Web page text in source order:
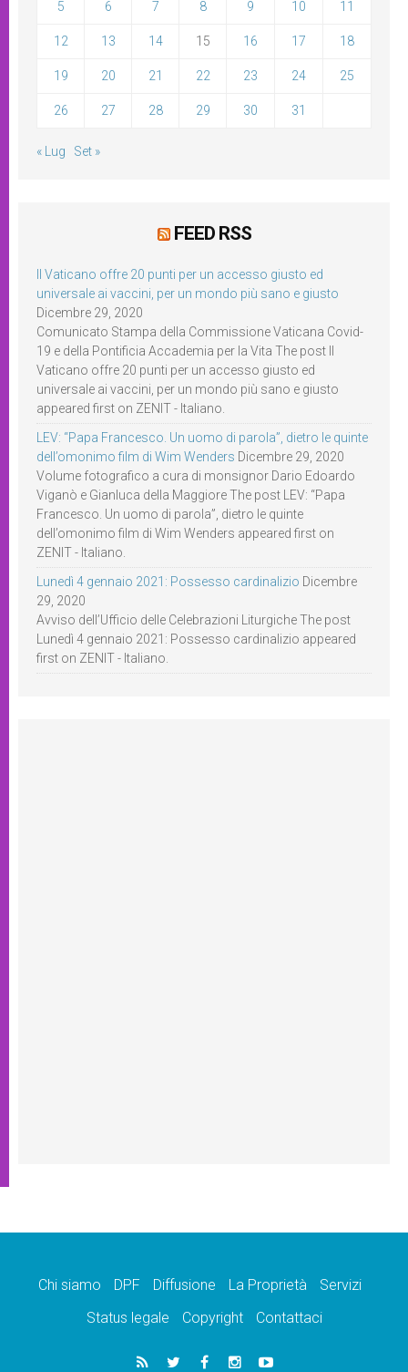
5 6 7 8 9 10 11
12 13 14 15 16 17 18
19 20 21 22 23 24 25
26 27 28 29 30 31
« Lug Set »
FEED RSS
Il Vaticano offre 20 punti per un accesso giusto ed
universale ai vaccini, per un mondo più sano e giusto
Dicembre 29, 2020
Comunicato Stampa della Commissione Vaticana Covid-
19 e della Pontificia Accademia per la Vita The post Il
Vaticano offre 20 punti per un accesso giusto ed
universale ai vaccini, per un mondo più sano e giusto
appeared first on ZENIT - Italiano.
LEV: “Papa Francesco. Un uomo di parola”, dietro le quinte
dell’omonimo film di Wim Wenders Dicembre 29, 2020
Volume fotografico a cura di monsignor Dario Edoardo
Viganò e Gianluca della Maggiore The post LEV: “Papa
Francesco. Un uomo di parola”, dietro le quinte
dell’omonimo film di Wim Wenders appeared first on
ZENIT - Italiano.
Lunedì 4 gennaio 2021: Possesso cardinalizio Dicembre
29, 2020
Avviso dell’Ufficio delle Celebrazioni Liturgiche The post
Lunedì 4 gennaio 2021: Possesso cardinalizio appeared
first on ZENIT - Italiano.
Chi siamo DPF Diffusione La Proprietà
Servizi
Status legale
Copyright Contattaci